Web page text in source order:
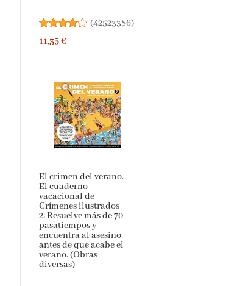
(42523386)
11,35 €
El crimen del verano.
El cuaderno
vacacional de
Crímenes ilustrados
2: Resuelve más de 70
pasatiempos y
encuentra al asesino
antes de que acabe el
verano. (Obras
diversas)